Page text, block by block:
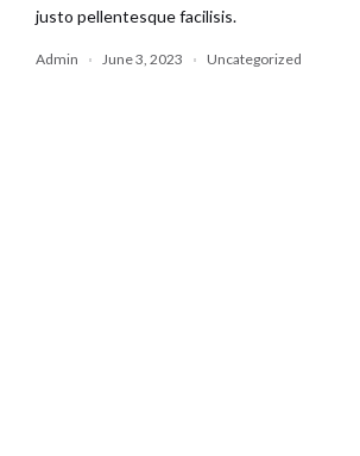
justo pellentesque facilisis.
Admin June 3, 2023 Uncategorized